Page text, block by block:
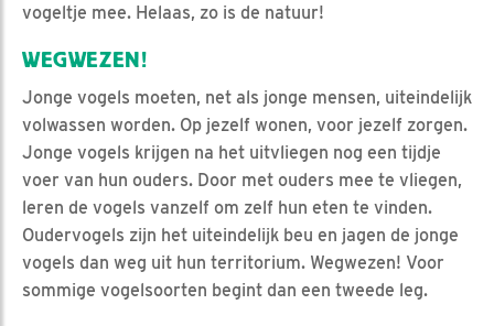
vogeltje mee. Helaas, zo is de natuur!
WEGWEZEN!
Jonge vogels moeten, net als jonge mensen, uiteindelijk
volwassen worden. Op jezelf wonen, voor jezelf zorgen.
Jonge vogels krijgen na het uitvliegen nog een tijdje
voer van hun ouders. Door met ouders mee te vliegen,
leren de vogels vanzelf om zelf hun eten te vinden.
Oudervogels zijn het uiteindelijk beu en jagen de jonge
vogels dan weg uit hun territorium. Wegwezen! Voor
sommige vogelsoorten begint dan een tweede leg.